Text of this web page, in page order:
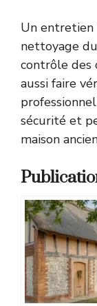
Un entretien
nettoyage
contrôle des
aussi faire
sécurité et
maison